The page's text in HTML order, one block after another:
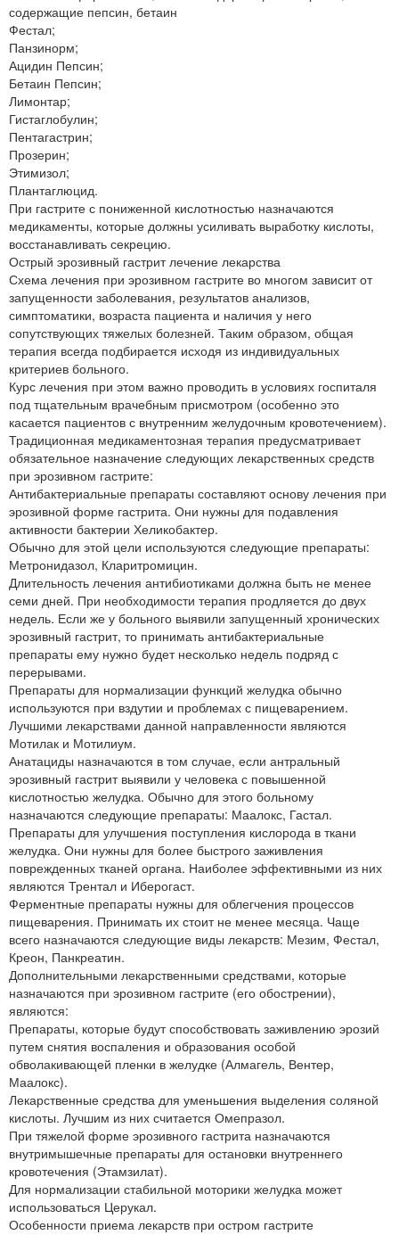
содержащие пепсин, бетаин
Фестал;
Панзинорм;
Ацидин Пепсин;
Бетаин Пепсин;
Лимонтар;
Гистаглобулин;
Пентагастрин;
Прозерин;
Этимизол;
Плантаглюцид.
При гастрите с пониженной кислотностью назначаются
медикаменты, которые должны усиливать выработку кислоты,
восстанавливать секрецию.
Острый эрозивный гастрит лечение лекарства
Схема лечения при эрозивном гастрите во многом зависит от
запущенности заболевания, результатов анализов,
симптоматики, возраста пациента и наличия у него
сопутствующих тяжелых болезней. Таким образом, общая
терапия всегда подбирается исходя из индивидуальных
критериев больного.
Курс лечения при этом важно проводить в условиях госпиталя
под тщательным врачебным присмотром (особенно это
касается пациентов с внутренним желудочным кровотечением).
Традиционная медикаментозная терапия предусматривает
обязательное назначение следующих лекарственных средств
при эрозивном гастрите:
Антибактериальные препараты составляют основу лечения при
эрозивной форме гастрита. Они нужны для подавления
активности бактерии Хеликобактер.
Обычно для этой цели используются следующие препараты:
Метронидазол, Кларитромицин.
Длительность лечения антибиотиками должна быть не менее
семи дней. При необходимости терапия продляется до двух
недель. Если же у больного выявили запущенный хронических
эрозивный гастрит, то принимать антибактериальные
препараты ему нужно будет несколько недель подряд с
перерывами.
Препараты для нормализации функций желудка обычно
используются при вздутии и проблемах с пищеварением.
Лучшими лекарствами данной направленности являются
Мотилак и Мотилиум.
Анатациды назначаются в том случае, если антральный
эрозивный гастрит выявили у человека с повышенной
кислотностью желудка. Обычно для этого больному
назначаются следующие препараты: Маалокс, Гастал.
Препараты для улучшения поступления кислорода в ткани
желудка. Они нужны для более быстрого заживления
поврежденных тканей органа. Наиболее эффективными из них
являются Трентал и Иберогаст.
Ферментные препараты нужны для облегчения процессов
пищеварения. Принимать их стоит не менее месяца. Чаще
всего назначаются следующие виды лекарств: Мезим, Фестал,
Креон, Панкреатин.
Дополнительными лекарственными средствами, которые
назначаются при эрозивном гастрите (его обострении),
являются:
Препараты, которые будут способствовать заживлению эрозий
путем снятия воспаления и образования особой
обволакивающей пленки в желудке (Алмагель, Вентер,
Маалокс).
Лекарственные средства для уменьшения выделения соляной
кислоты. Лучшим из них считается Омепразол.
При тяжелой форме эрозивного гастрита назначаются
внутримышечные препараты для остановки внутреннего
кровотечения (Этамзилат).
Для нормализации стабильной моторики желудка может
использоваться Церукал.
Особенности приема лекарств при остром гастрите